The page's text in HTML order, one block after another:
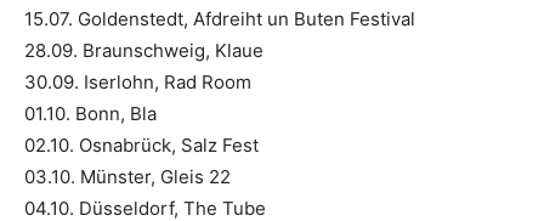
15.07. Goldenstedt, Afdreiht un Buten Festival
28.09. Braunschweig, Klaue
30.09. Iserlohn, Rad Room
01.10. Bonn, Bla
02.10. Osnabrück, Salz Fest
03.10. Münster, Gleis 22
04.10. Düsseldorf, The Tube